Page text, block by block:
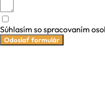
Súhlasím so spracovaním
Odoslať formulár